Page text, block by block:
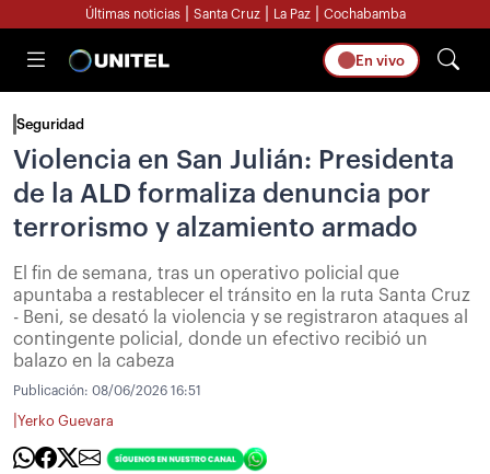
Últimas noticias Santa Cruz La Paz Cochabamba
En vivo
Seguridad
Violencia en San Julián: Presidenta
de la ALD formaliza denuncia por
terrorismo y alzamiento armado
El fin de semana, tras un operativo policial que
apuntaba a restablecer el tránsito en la ruta Santa Cruz
- Beni, se desató la violencia y se registraron ataques al
contingente policial, donde un efectivo recibió un
balazo en la cabeza
Publicación: 08/06/2026 16:51
Yerko Guevara